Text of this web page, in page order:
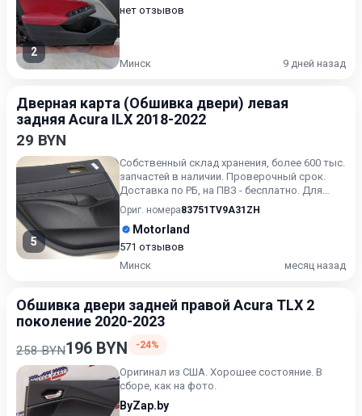
2
нет отзывов
Минск 9 дней назад
Дверная карта (Обшивка двери) левая
задняя Acura ILX 2018-2022
29 BYN
5
Собственный склад хранения, более 600 тыс.
запчастей в наличии. Проверочный срок.
Доставка по РБ, на ПВЗ - бесплатно. Для
получения актуальн...
Ориг. номера83751TV9A31ZH
Motorland
571 отзывов
Минск
месяц назад
Обшивка двери задней правой Acura TLX 2
поколение 2020-2023
258 BYN196 BYN -24%
Оригинал из США. Хорошее состояние. В
сборе, как на фото.
ByZap.by